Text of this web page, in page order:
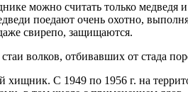
можно считать только
поедают очень охотно,
свирепо, защищаются.
волков, отбивавших от стада
С 1949 по 1956 г. на